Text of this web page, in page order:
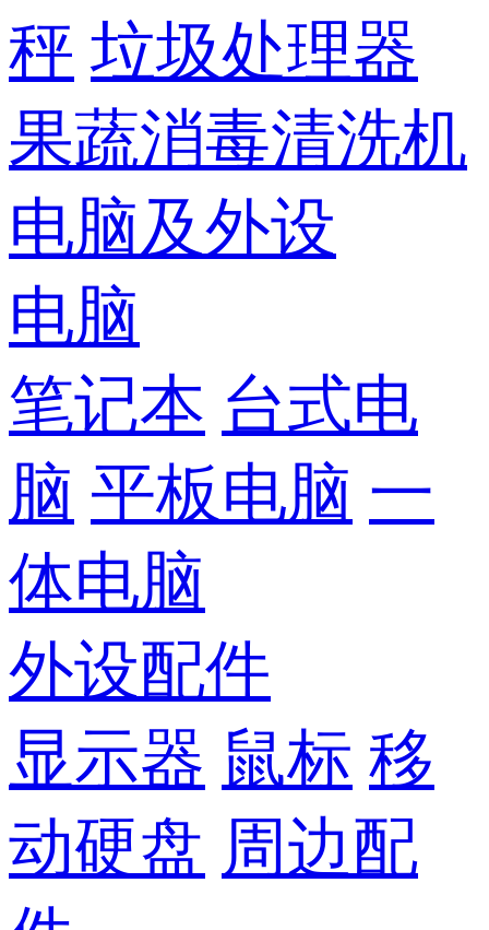
秤 垃圾处理器
果蔬消毒清洗机
电脑及外设
电脑
笔记本 台式电
脑 平板电脑 一
体电脑
外设配件
显示器 鼠标 移
动硬盘 周边配